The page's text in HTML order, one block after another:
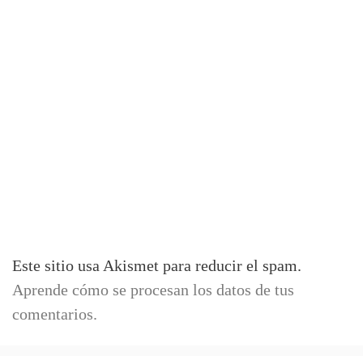
Este sitio usa Akismet para reducir el spam.
Aprende cómo se procesan los datos de tus
comentarios.